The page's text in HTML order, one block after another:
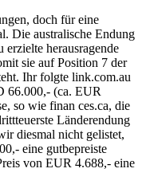
doch für eine
Die australische Endung
herausragende
sie auf Position 7 der
Ihr folgte link.com.au
66.000,- (ca. EUR
so wie finan ces.ca, die
Länderendung
diesmal nicht gelistet,
eine gutbepreiste
von EUR 4.688,- eine